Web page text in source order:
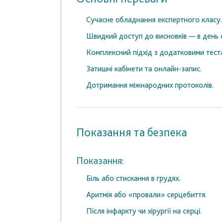
Сучасне обладнання експертного класу.
Швидкий доступ до висновків — в день
Комплексний підхід з додатковими
Затишні кабінети та онлайн-запис.
Дотримання міжнародних протоколів.
Показання та безпека
Показання:
Біль або стискання в грудях.
Аритмія або «провали» серцебиття.
Після інфаркту чи хірургії на серці.